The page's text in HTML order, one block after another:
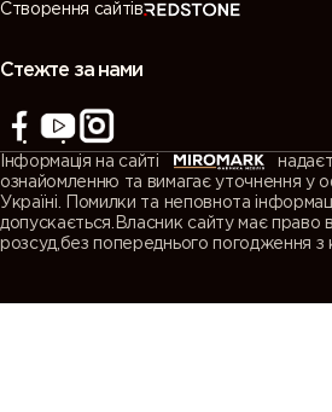
Створення сайтів
Стежте за нами
Інформація на сайті
ознайомленню та вимагає уточнення у
Україні. Помилки та неповнота
допускається.Власник сайту має право
розсуд,без попереднього погодження з